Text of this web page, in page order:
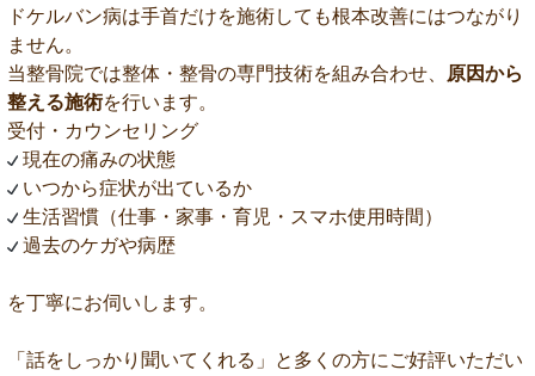
ドケルバン病は手首だけを施術しても根本改善にはつながり
ません。
当整骨院では整体・整骨の専門技術を組み合わせ、 原因から
整える施術を行います。
受付・カウンセリング
現在の痛みの状態
いつから症状が出ているか
生活習慣（仕事・家事・育児・スマホ使用時間）
過去のケガや病歴
を丁寧にお伺いします。
「話をしっかり聞いてくれる」と多くの方にご好評いただい